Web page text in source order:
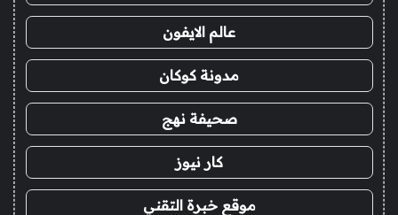
عالم الايفون
مدونة كوكان
صحيفة نهج
كار نيوز
موقع خبرة التقني